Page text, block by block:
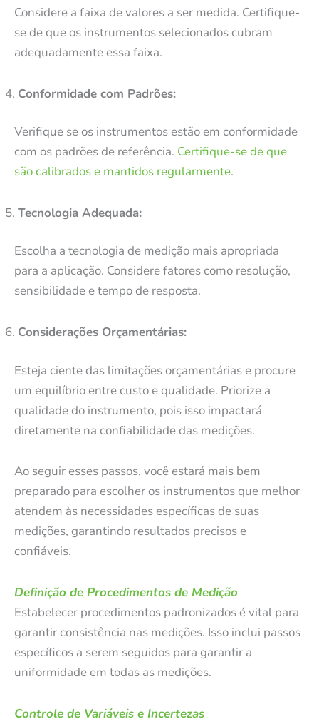
Considere a faixa de valores a ser medida. Certifique-
se de que os instrumentos selecionados cubram
adequadamente essa faixa.
Conformidade com Padrões:
Verifique se os instrumentos estão em conformidade
com os padrões de referência. Certifique-se de que
são calibrados e mantidos regularmente.
Tecnologia Adequada:
Escolha a tecnologia de medição mais apropriada
para a aplicação. Considere fatores como resolução,
sensibilidade e tempo de resposta.
Considerações Orçamentárias:
Esteja ciente das limitações orçamentárias e procure
um equilíbrio entre custo e qualidade. Priorize a
qualidade do instrumento, pois isso impactará
diretamente na confiabilidade das medições.
Ao seguir esses passos, você estará mais bem
preparado para escolher os instrumentos que melhor
atendem às necessidades específicas de suas
medições, garantindo resultados precisos e
confiáveis.
Definição de Procedimentos de Medição
Estabelecer procedimentos padronizados é vital para
garantir consistência nas medições. Isso inclui passos
específicos a serem seguidos para garantir a
uniformidade em todas as medições.
Controle de Variáveis e Incertezas